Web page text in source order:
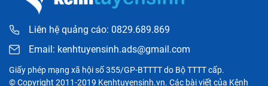
Liên hệ quảng cáo: 0829.689.869
Email: kenhtuyensinh.ads@gmail.com
Giấy phép mạng xã hội số 355/GP-BTTTT do Bộ TTTT cấp.
© Copyright 2011-2019 Kenhtuyensinh.vn. Các bài viết của Kênh